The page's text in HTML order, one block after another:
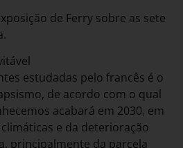
de Ferry sobre as sete
estudadas pelo francês é o
de acordo com o qual
acabará em 2030, em
e da deterioração
principalmente da parcela